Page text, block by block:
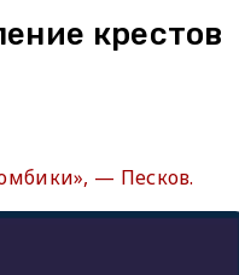
крестов
— Песков.